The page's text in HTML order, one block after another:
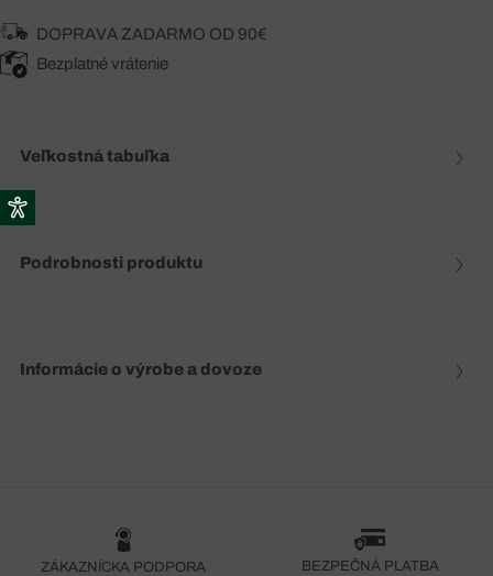
DOPRAVA ZADARMO OD 90€
Bezplatné vrátenie
Veľkostná tabuľka
Podrobnosti produktu
Informácie o výrobe a dovoze
ZÁKAZNÍCKA PODPORA BEZPEČNÁ PLATBA